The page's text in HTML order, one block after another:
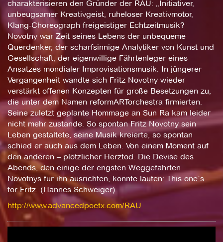
charakterisieren den Gründer der RAU: „Initiativer,
unbeugsamer Kreativgeist, ruheloser Kreativmotor,
Klang-Choreograph freigeistiger Echtzeitmusik?
Novotny war Zeit seines Lebens der unbequeme
Querdenker, der scharfsinnige Analytiker von Kunst und
Gesellschaft, der eigenwillige Fährtenleger eines
Ansatzes mondialer Improvisationsmusik. In jüngerer
Vergangenheit wandte sich Fritz Novotny wieder
verstärkt offenen Konzepten für große Besetzungen zu,
die unter dem Namen reformARTorchestra firmierten.
Seine zuletzt geplante Hommage an Sun Ra kam leider
nicht mehr zustande. So spontan Fritz Novotny sein
Leben gestaltete, seine Musik kreierte, so spontan
schied er auch aus dem Leben. Von einem Moment auf
den anderen – plötzlicher Herztod. Die Devise des
Abends, den einige der engsten Weggefährten
Novotnys für ihn ausrichten, könnte lauten: This one´s
for Fritz. (Hannes Schweiger)
http://www.advancedpoetx.com/RAU